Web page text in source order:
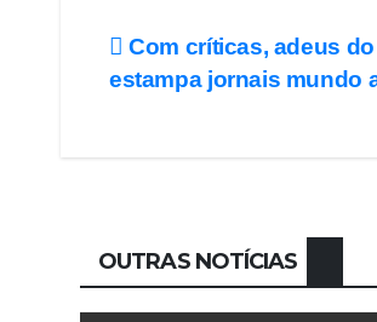
Com críticas, adeus
estampa jornais mundo
OUTRAS NOTÍCIAS